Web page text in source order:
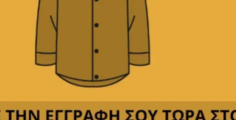
Χανιά